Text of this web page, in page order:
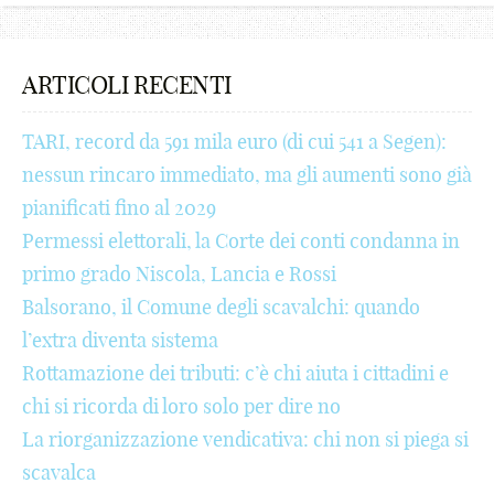
%
*
(
)
;
:
[
]
{
7
_
-
+
!
@
#
$
€
7
_
-
+
!
@
#
$
-
@
#
$
€
¢
£
¥
e
h
i
j
k
l
m
n
+
#
$
€
¢
£
¥
₩
#
¢
£
¥
₩
₪
%
^
6
9
_
-
+
!
@
#
ARTICOLI RECENTI
TARI, record da 591 mila euro (di cui 541 a Segen):
nessun rincaro immediato, ma gli aumenti sono già
pianificati fino al 2029
Permessi elettorali, la Corte dei conti condanna in
primo grado Niscola, Lancia e Rossi
Balsorano, il Comune degli scavalchi: quando
l’extra diventa sistema
Rottamazione dei tributi: c’è chi aiuta i cittadini e
chi si ricorda di loro solo per dire no
La riorganizzazione vendicativa: chi non si piega si
scavalca